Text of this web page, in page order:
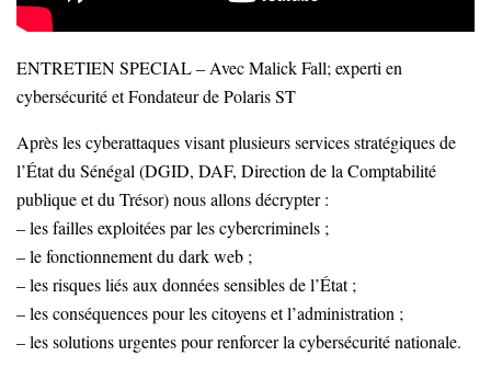
ENTRETIEN SPECIAL – Avec Malick Fall; experti en
cybersécurité et Fondateur de Polaris ST
Après les cyberattaques visant plusieurs services stratégiques de
l’État du Sénégal (DGID, DAF, Direction de la Comptabilité
publique et du Trésor) nous allons décrypter :
– les failles exploitées par les cybercriminels ;
– le fonctionnement du dark web ;
– les risques liés aux données sensibles de l’État ;
– les conséquences pour les citoyens et l’administration ;
– les solutions urgentes pour renforcer la cybersécurité nationale.